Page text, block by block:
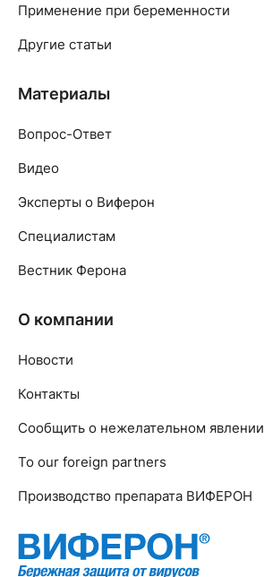
Применение при беременности
Другие статьи
Материалы
Вопрос-Ответ
Видео
Эксперты о Виферон
Специалистам
Вестник Ферона
О компании
Новости
Контакты
Сообщить о нежелательном явлении
To our foreign partners
Производство препарата ВИФЕРОН